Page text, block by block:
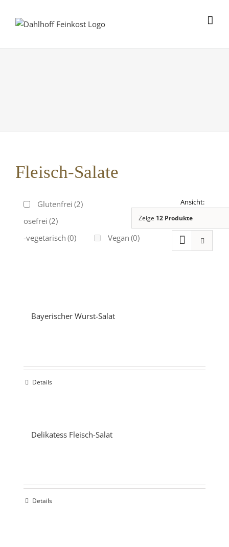
Fleisch-Salate
Glutenfrei (2)
Laktosefrei (2)
Ovo-vegetarisch (0) Vegan (0)
Zeige 12 Produkte
Bayerischer Wurst-Salat
Details
Delikatess Fleisch-Salat
Details